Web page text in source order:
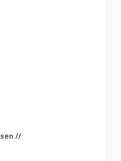
//